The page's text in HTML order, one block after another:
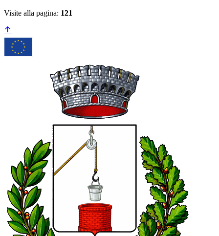
Visite alla pagina: 121